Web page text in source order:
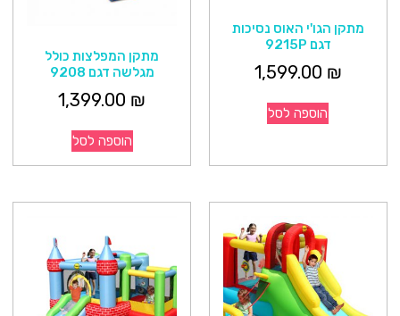
מתקן הגו'י האוס נסיכות
דגם 9215P
1,599.00 ₪
הוספה לסל
מתקן המפלצות כולל
מגלשה דגם 9208
1,399.00 ₪
הוספה לסל